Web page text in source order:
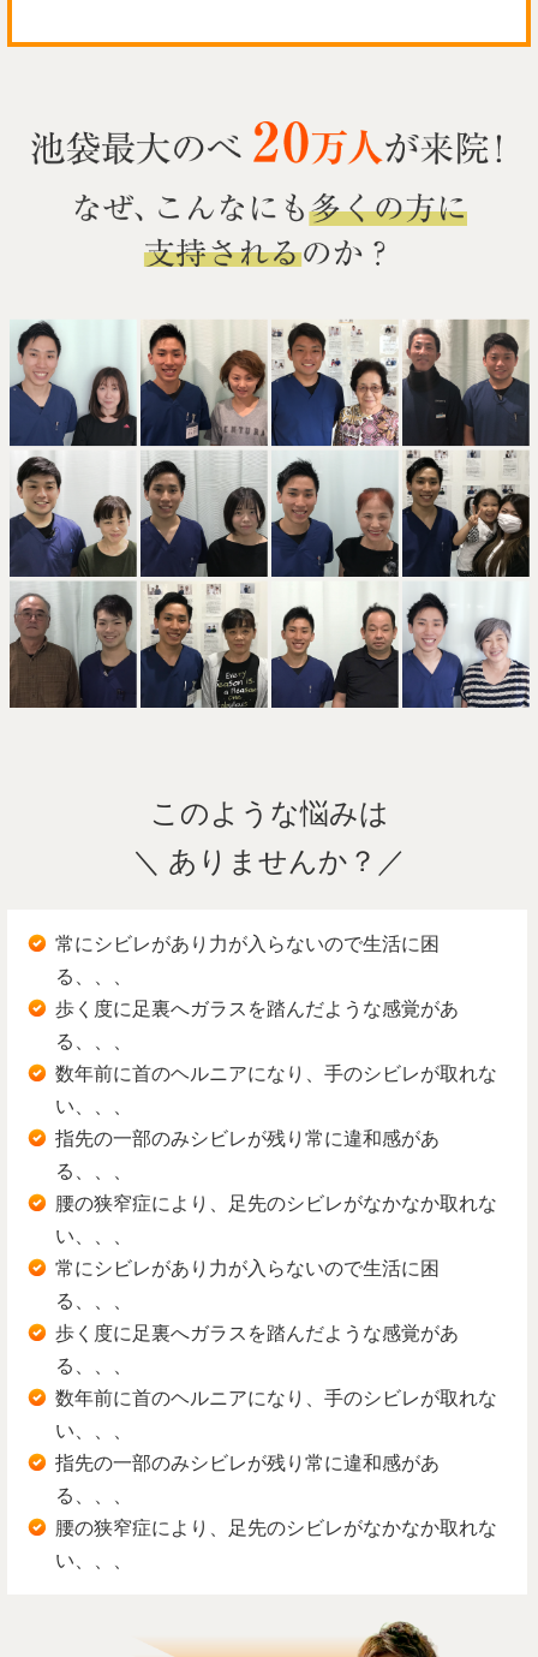
このような悩みは
＼ ありませんか？／
常にシビレがあり力が入らないので生活に困
る、、、
歩く度に足裏へガラスを踏んだような感覚があ
る、、、
数年前に首のヘルニアになり、手のシビレが取れな
い、、、
指先の一部のみシビレが残り常に違和感があ
る、、、
腰の狭窄症により、足先のシビレがなかなか取れな
い、、、
常にシビレがあり力が入らないので生活に困
る、、、
歩く度に足裏へガラスを踏んだような感覚があ
る、、、
数年前に首のヘルニアになり、手のシビレが取れな
い、、、
指先の一部のみシビレが残り常に違和感があ
る、、、
腰の狭窄症により、足先のシビレがなかなか取れな
い、、、